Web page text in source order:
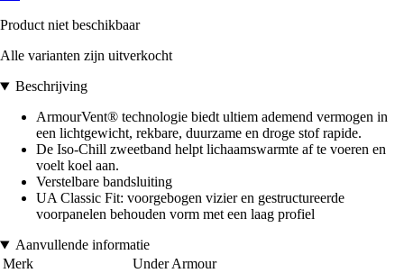
Product niet beschikbaar
Alle varianten zijn uitverkocht
Beschrijving
ArmourVent® technologie biedt ultiem ademend vermogen in
een lichtgewicht, rekbare, duurzame en droge stof rapide.
De Iso-Chill zweetband helpt lichaamswarmte af te voeren en
voelt koel aan.
Verstelbare bandsluiting
UA Classic Fit: voorgebogen vizier en gestructureerde
voorpanelen behouden vorm met een laag profiel
Aanvullende informatie
Merk
Under Armour